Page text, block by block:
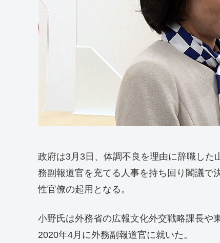
政府は3月3日、体調不良を理由に辞職し
務副報道官を充てる人事を持ち回り閣議で
性官僚の起用となる。
小野氏は外務省の広報文化外交戦略課長や
2020年4月に外務副報道官に就いた。